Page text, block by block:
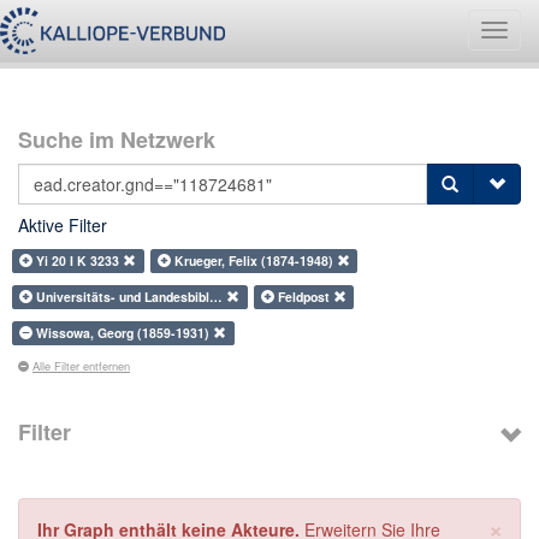
Suche im Netzwerk
Aktive Filter
Yi 20 I K 3233
Krueger, Felix (1874-1948)
Universitäts- und Landesbibl…
Feldpost
Wissowa, Georg (1859-1931)
Alle Filter entfernen
Filter
×
Ihr Graph enthält keine Akteure. Erweitern Sie Ihre